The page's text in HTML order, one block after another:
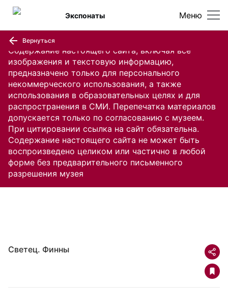
Содержание настоящего сайта, включая все
изображения и текстовую информацию,
предназначено только для персонального
некоммерческого использования, а также
использования в образовательных целях и для
распространения в СМИ. Перепечатка материалов
допускается только по согласованию с музеем.
При цитировании ссылка на сайт обязательна.
Содержание настоящего сайта не может быть
воспроизведено целиком или частично в любой
форме без предварительного письменного
разрешения музея
Меню
Экспонаты
Вернуться
Светец. Финны